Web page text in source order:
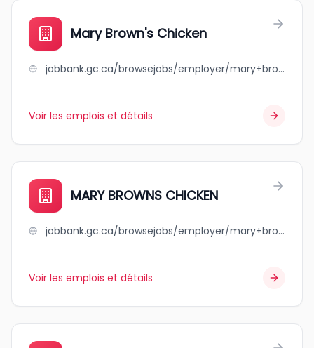
Mary Brown's Chicken
jobbank.gc.ca/browsejobs/employer/mary+brown%27s+chicken/ca
Voir les emplois et détails
MARY BROWNS CHICKEN
jobbank.gc.ca/browsejobs/employer/mary+browns+chicken/ca
Voir les emplois et détails